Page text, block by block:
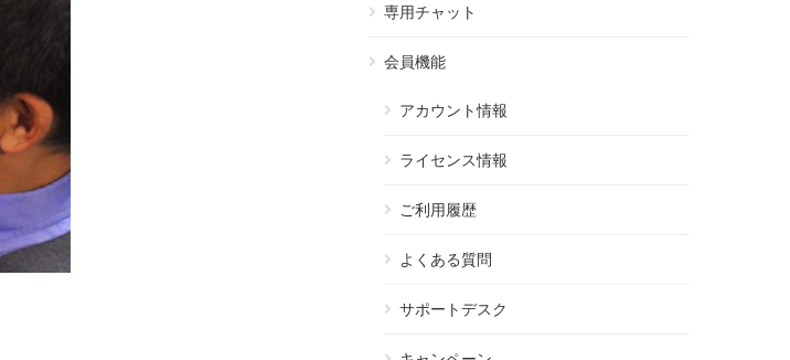
専用チャット
会員機能
アカウント情報
ライセンス情報
ご利用履歴
よくある質問
サポートデスク